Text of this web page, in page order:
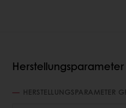
Herstellungsparameter
HERSTELLUNGSPARAMETER